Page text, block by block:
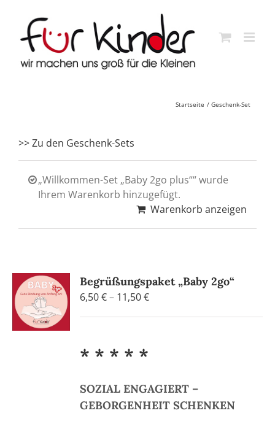
content
Startseite Geschenk-Set
>> Zu den Geschenk-Sets
„Willkommen-Set „Baby 2go plus““ wurde
Ihrem Warenkorb hinzugefügt.
Warenkorb anzeigen
Begrüßungspaket „Baby 2go“
6,50€– 11,50€Preisspanne:
* * * * *
SOZIAL ENGAGIERT –
GEBORGENHEIT SCHENKEN